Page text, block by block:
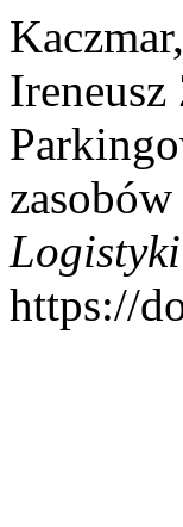
Logistyki
https://